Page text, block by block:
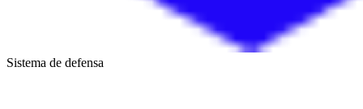
Sistema de defensa